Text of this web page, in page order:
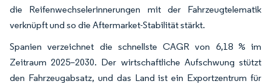
die Reifenwechselerinnerungen mit der Fahrzeugtelematik
verknüpft und so die Aftermarket-Stabilität stärkt.
Spanien verzeichnet die schnellste CAGR von 6,18 % im
Zeitraum 2025–2030. Der wirtschaftliche Aufschwung stützt
den Fahrzeugabsatz, und das Land ist ein Exportzentrum für